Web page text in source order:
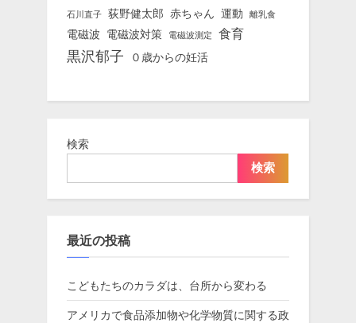
石川直子 荻野健太郎 赤ちゃん 運動 離乳食
電磁波 電磁波対策 電磁波測定 食育
黒沢郁子 ０歳からの妊活
検索
検索
最近の投稿
こどもたちのカラダは、台所から変わる
アメリカで食品添加物や化学物質に関する政